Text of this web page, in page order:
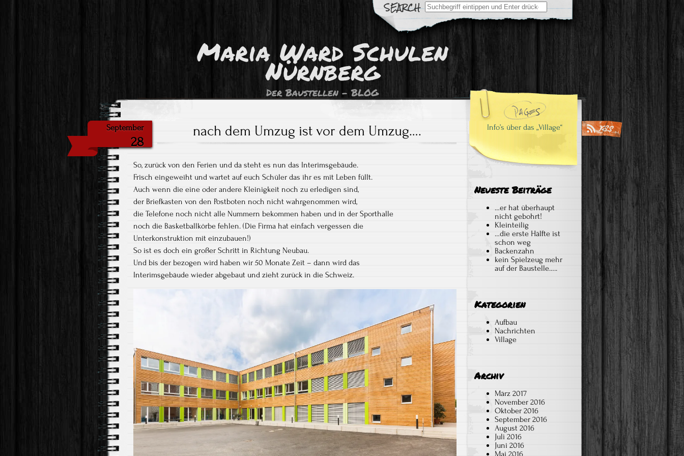
Search
for:
Maria Ward Schulen
Nürnberg
Der Baustellen – BLOG
September
28
nach dem Umzug ist vor dem Umzug….
So, zurück von den Ferien und da steht es nun das Interimsgebäude.
Frisch eingeweiht und wartet auf euch Schüler das ihr es mit Leben füllt.
Auch wenn die eine oder andere Kleinigkeit noch zu erledigen sind,
der Briefkasten von den Postboten noch nicht wahrgenommen wird,
die Telefone noch nicht alle Nummern bekommen haben und in der Sporthalle
noch die Basketballkörbe fehlen. (Die Firma hat einfach vergessen die
Unterkonstruktion mit einzubauen!)
So ist es doch ein großer Schritt in Richtung Neubau.
Und bis der bezogen wird haben wir 50 Monate Zeit – dann wird das
Interimsgebäude wieder abgebaut und zieht zurück in die Schweiz.
Info’s über das „Village“
Neueste Beiträge
…er hat überhaupt
nicht gebohrt!
Kleinteilig
…die erste Hälfte ist
schon weg
Backenzahn
kein Spielzeug mehr
auf der Baustelle…..
Kategorien
Aufbau
Nachrichten
Village
Archiv
März 2017
November 2016
Oktober 2016
September 2016
August 2016
Juli 2016
Juni 2016
Mai 2016